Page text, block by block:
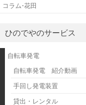
コラム-花田
ひのでやのサービス
自転車発電
自転車発電 紹介動画
手回し発電装置
貸出・レンタル